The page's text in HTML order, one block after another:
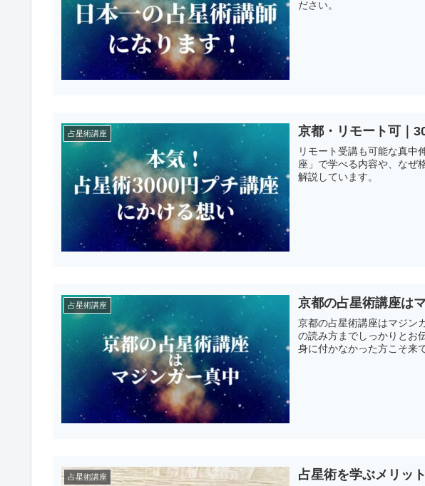
ださい。
占星術講座 京都・リモート可｜
リモート受講も可能な真中
座」で学べる内容や、なぜ
解説しています。
占星術講座 京都の占星術講座は
京都の占星術講座はマジン
の読み方までしっかりとお
身に付かなかった方こそ来
占星術講座
占星術を学ぶメリッ